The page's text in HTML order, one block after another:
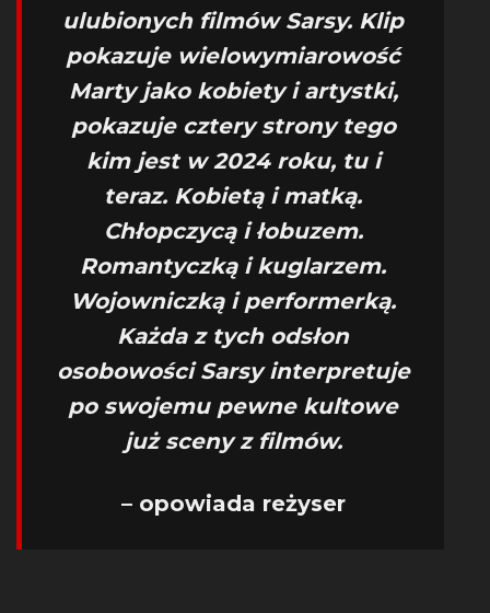
ulubionych filmów Sarsy. Klip
pokazuje wielowymiarowość
Marty jako kobiety i artystki,
pokazuje cztery strony tego
kim jest w 2024 roku, tu i
teraz. Kobietą i matką.
Chłopczycą i łobuzem.
Romantyczką i kuglarzem.
Wojowniczką i performerką.
Każda z tych odsłon
osobowości Sarsy interpretuje
po swojemu pewne kultowe
już sceny z filmów.
– opowiada reżyser